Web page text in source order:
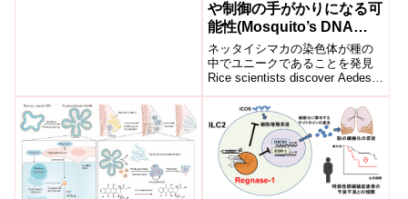
や制御の手がかりになる可
能性(Mosquito’s DNA
could provide clues on
gene expression,
regulation)
ネッタイシマカの染色体が種の
中でユニークであることを発見
Rice scientists discover Aedes
aegypti’s chromosomes...